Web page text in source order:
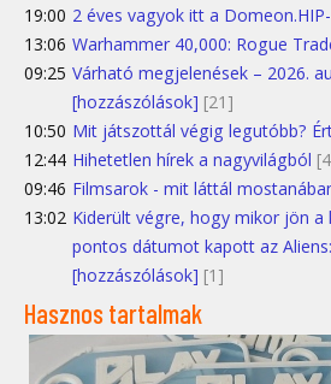
19:00 2 éves vagyok itt a Domeon.HIP-
13:06 Warhammer 40,000: Rogue
09:25 Várható megjelenések – 2026.
[hozzászólások] [21]
10:50 Mit játszottál végig legutóbb?
12:44 Hihetetlen hírek a nagyvilágból
09:46 Filmsarok - mit láttál
13:02 Kiderült végre, hogy mikor jön a
pontos dátumot kapott az
[hozzászólások] [1]
Hasznos tartalmak